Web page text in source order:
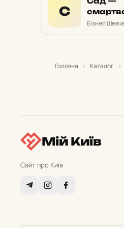
С
Бізнес·
Головна › Каталог ›
Мій Київ
Сайт про Київ